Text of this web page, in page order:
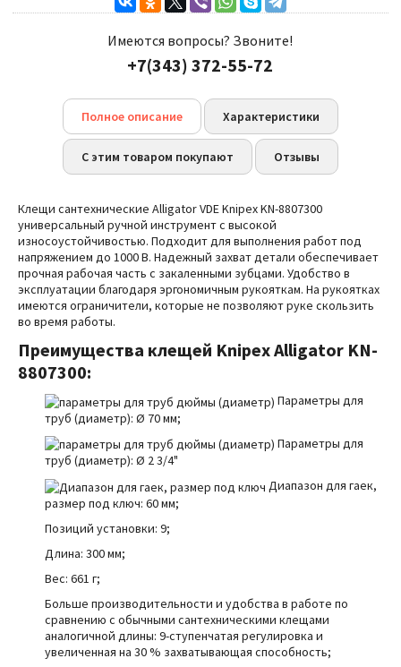
Имеются вопросы? Звоните!
+7(343) 372-55-72
Полное описание Характеристики
С этим товаром покупают Отзывы
Клещи сантехнические Alligator VDE Knipex KN-8807300
универсальный ручной инструмент с высокой
износоустойчивостью. Подходит для выполнения работ под
напряжением до 1000 В. Надежный захват детали обеспечивает
прочная рабочая часть с закаленными зубцами. Удобство в
эксплуатации благодаря эргономичным рукояткам. На рукоятках
имеются ограничители, которые не позволяют руке скользить
во время работы.
Преимущества клещей Knipex Alligator KN-
8807300:
Параметры для
труб (диаметр): Ø 70 мм;
Параметры для
труб (диаметр): Ø 2 3/4"
Диапазон для гаек,
размер под ключ: 60 мм;
Позиций установки: 9;
Длина: 300 мм;
Вес: 661 г;
Больше производительности и удобства в работе по
сравнению с обычными сантехническими клещами
аналогичной длины: 9-ступенчатая регулировка и
увеличенная на 30 % захватывающая способность;